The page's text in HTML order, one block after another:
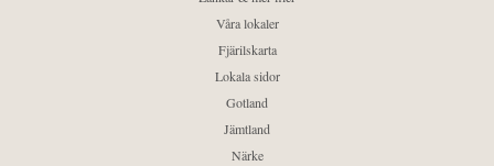
Våra lokaler
Fjärilskarta
Lokala sidor
Gotland
Jämtland
Närke